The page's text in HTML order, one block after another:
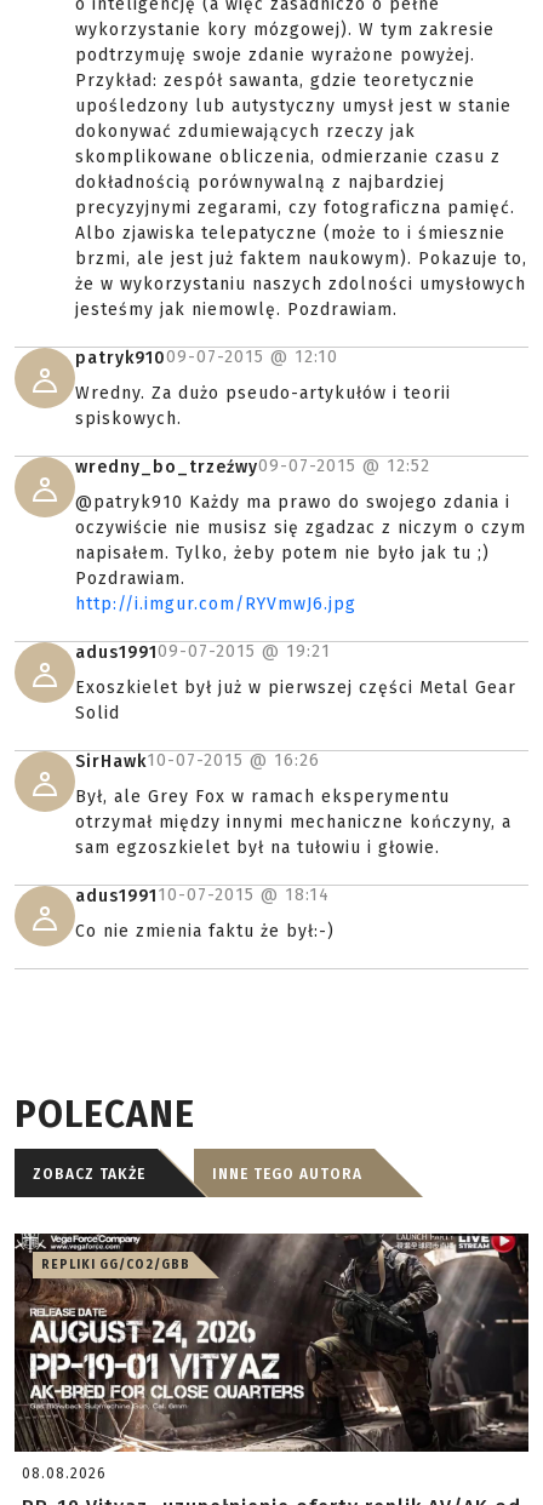
o inteligencję (a więc zasadniczo o pełne
wykorzystanie kory mózgowej). W tym zakresie
podtrzymuję swoje zdanie wyrażone powyżej.
Przykład: zespół sawanta, gdzie teoretycznie
upośledzony lub autystyczny umysł jest w stanie
dokonywać zdumiewających rzeczy jak
skomplikowane obliczenia, odmierzanie czasu z
dokładnością porównywalną z najbardziej
precyzyjnymi zegarami, czy fotograficzna pamięć.
Albo zjawiska telepatyczne (może to i śmiesznie
brzmi, ale jest już faktem naukowym). Pokazuje to,
że w wykorzystaniu naszych zdolności umysłowych
jesteśmy jak niemowlę. Pozdrawiam.
patryk91009-07-2015 @ 12:10
Wredny. Za dużo pseudo-artykułów i teorii
spiskowych.
wredny_bo_trzeźwy09-07-2015 @ 12:52
@patryk910 Każdy ma prawo do swojego zdania i
oczywiście nie musisz się zgadzac z niczym o czym
napisałem. Tylko, żeby potem nie było jak tu ;)
Pozdrawiam.
http://i.imgur.com/RYVmwJ6.jpg
adus199109-07-2015 @ 19:21
Exoszkielet był już w pierwszej części Metal Gear
Solid
SirHawk10-07-2015 @ 16:26
Był, ale Grey Fox w ramach eksperymentu
otrzymał między innymi mechaniczne kończyny, a
sam egzoszkielet był na tułowiu i głowie.
adus199110-07-2015 @ 18:14
Co nie zmienia faktu że był:-)
POLECANE
ZOBACZ TAKŻE INNE TEGO AUTORA
REPLIKI GG/CO2/GBB
08.08.2026